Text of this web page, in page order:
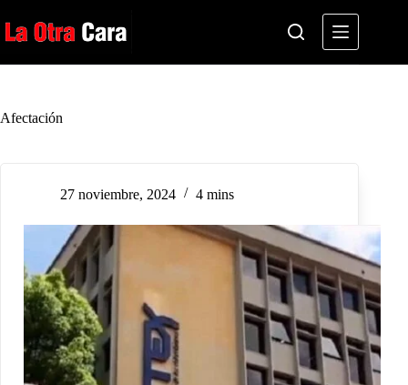
al
contenido
Afectación
27 noviembre, 2024 4 mins